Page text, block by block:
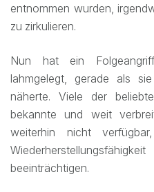
entnommen wurden,
zu zirkulieren.
Nun hat ein
lahmgelegt, gerade als
näherte. Viele der
bekannte und weit
weiterhin nicht
beeinträchtigen.